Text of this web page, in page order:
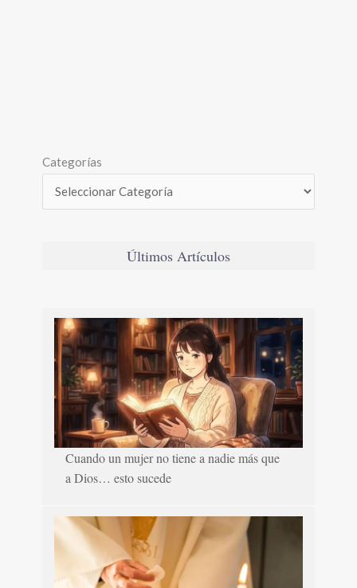
Categorías
Últimos Artículos
Cuando un mujer no tiene a nadie más que
a Dios… esto sucede